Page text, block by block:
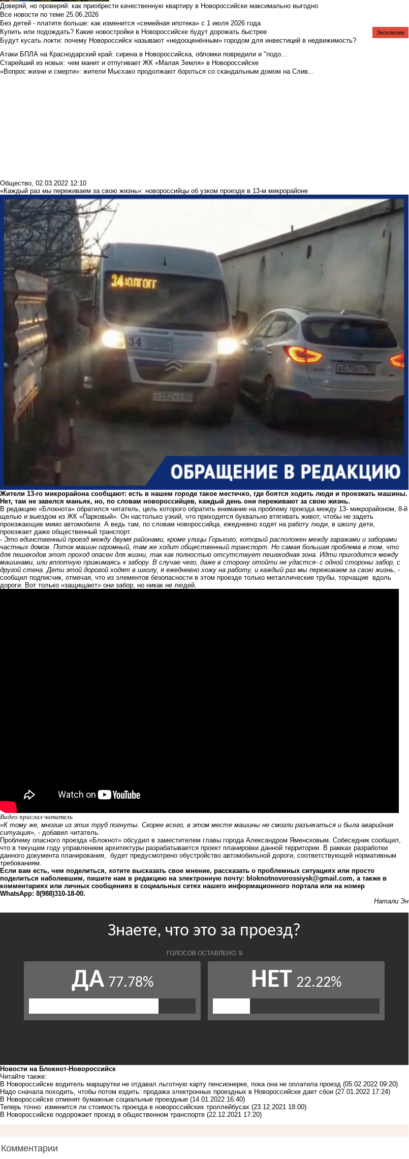
Доверяй, но проверяй: как приобрести качественную квартиру в Новороссийске максимально выгодно
Все новости по теме 25.06.2026
Без детей - платите больше: как изменится «семейная ипотека» с 1 июля 2026 года
Купить или подождать? Какие новостройки в Новороссийске будут дорожать быстрее
Будут кусать локти: почему Новороссийск называют «недооценённым» городом для инвестиций в недвижимость?
Атаки БПЛА на Краснодарский край: сирена в Новороссийска, обломки повредили и "подо...
Старейший из новых: чем манит и отпугивает ЖК «Малая Земля» в Новороссийске
Эксклюзив
«Вопрос жизни и смерти»: жители Мысхако продолжают бороться со скандальным домом на Слив...
Общество, 02.03.2022 12:10
«Каждый раз мы переживаем за свою жизнь»: новороссийцы об узком проезде в 13-м микрорайоне
Жители 13-го микрорайона сообщают: есть в нашем городе такое местечко, где боятся ходить люди и проезжать машины.
Нет, там не завелся маньяк, но, по словам новороссийцев, каждый день они переживают за свою жизнь.
В редакцию «Блокнота» обратился читатель, цель которого обратить внимание на проблему проезда между 13- микрорайоном, 8-й
щелью и выездом из ЖК «Парковый». Он настолько узкий, что приходится буквально втягивать живот, чтобы не задеть
проезжающие мимо автомобили. А ведь там, по словам новороссийца, ежедневно ходят на работу люди, в школу дети,
проезжает даже общественный транспорт.
- Это единственный проезд между двумя районами, кроме улицы Горького, который расположен между гаражами и заборами
частных домов. Поток машин огромный, там же ходит общественный транспорт. Но самая большая проблема в том, что
для пешеходов этот проход опасен для жизни, так как полностью отсутствует пешеходная зона. Идти приходится между
машинами, или вплотную прижимаясь к забору. В случае чего, даже в сторону отойти не удастся- с одной стороны забор, с
другой стена. Дети этой дорогой ходят в школу, я ежедневно хожу на работу, и каждый раз мы переживаем за свою жизнь, -
сообщил подписчик, отмечая, что из элементов безопасности в этом проезде только металлические трубы, торчащие вдоль
дороги. Вот только «защищают» они забор, но никак не людей.
Видео прислал читатель
«К тому же, многие из этих труб погнуты. Скорее всего, в этом месте машины не смогли разъехаться и была аварийная
ситуация», - добавил читатель.
Проблему опасного проезда «Блокнот» обсудил в заместителем главы города Александром Яменсковым. Собеседник сообщил,
что в текущем году управлением архитектуры разрабатывается проект планировки данной территории. В рамках разработки
данного документа планирования, будет предусмотрено обустройство автомобильной дороги, соответствующей нормативным
требованиям.
Если вам есть, чем поделиться, хотите высказать свое мнение, рассказать о проблемных ситуациях или просто
поделиться наболевшим, пишите нам в редакцию на электронную почту: bloknotnovorossiysk@gmail.com, а также в
комментариях или личных сообщениях в социальных сетях нашего информационного портала или на номер
WhatsApp: 8(988)310-18-00.
Натали Эн
Новости на Блoкнoт-Новороссийск
Читайте также:
В Новороссийске водитель маршрутки не отдавал льготную карту пенсионерке, пока она не оплатила проезд (05.02.2022 09:20)
Надо сначала походить, чтобы потом ездить: продажа электронных проездных в Новороссийске дает сбои (27.01.2022 17:24)
В Новороссийске отменят бумажные социальные проездные (14.01.2022 16:40)
Теперь точно: изменится ли стоимость проезда в новороссийских троллейбусах (23.12.2021 18:00)
В Новороссийске подорожает проезд в общественном транспорте (22.12.2021 17:20)
Комментарии